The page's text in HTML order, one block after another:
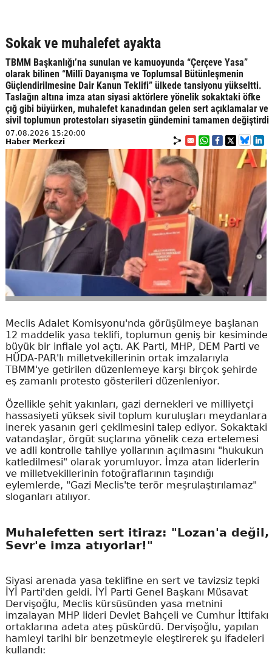
Sokak ve muhalefet ayakta
TBMM Başkanlığı’na sunulan ve kamuoyunda “Çerçeve Yasa”
olarak bilinen “Millî Dayanışma ve Toplumsal Bütünleşmenin
Güçlendirilmesine Dair Kanun Teklifi” ülkede tansiyonu yükseltti.
Taslağın altına imza atan siyasi aktörlere yönelik sokaktaki öfke
çığ gibi büyürken, muhalefet kanadından gelen sert açıklamalar ve
sivil toplumun protestoları siyasetin gündemini tamamen değiştirdi
07.08.2026 15:20:00
Haber Merkezi
Meclis Adalet Komisyonu'nda görüşülmeye başlanan
12 maddelik yasa teklifi, toplumun geniş bir kesiminde
büyük bir infiale yol açtı. AK Parti, MHP, DEM Parti ve
HÜDA-PAR'lı milletvekillerinin ortak imzalarıyla
TBMM'ye getirilen düzenlemeye karşı birçok şehirde
eş zamanlı protesto gösterileri düzenleniyor.
Özellikle şehit yakınları, gazi dernekleri ve milliyetçi
hassasiyeti yüksek sivil toplum kuruluşları meydanlara
inerek yasanın geri çekilmesini talep ediyor. Sokaktaki
vatandaşlar, örgüt suçlarına yönelik ceza ertelemesi
ve adli kontrolle tahliye yollarının açılmasını "hukukun
katledilmesi" olarak yorumluyor. İmza atan liderlerin
ve milletvekillerinin fotoğraflarının taşındığı
eylemlerde, "Gazi Meclis'te terör meşrulaştırılamaz"
sloganları atılıyor.
Muhalefetten sert itiraz: "Lozan'a değil,
Sevr'e imza atıyorlar!"
Siyasi arenada yasa teklifine en sert ve tavizsiz tepki
İYİ Parti'den geldi. İYİ Parti Genel Başkanı Müsavat
Dervişoğlu, Meclis kürsüsünden yasa metnini
imzalayan MHP lideri Devlet Bahçeli ve Cumhur İttifakı
ortaklarına adeta ateş püskürdü. Dervişoğlu, yapılan
hamleyi tarihi bir benzetmeyle eleştirerek şu ifadeleri
kullandı: